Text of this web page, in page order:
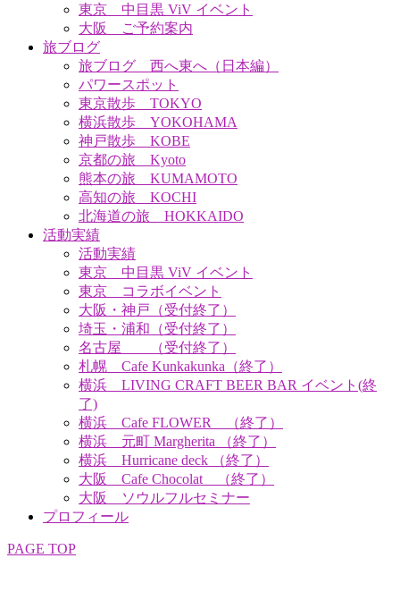
東京 中目黒 ViV イベント
大阪 ご予約案内
旅ブログ
旅ブログ 西へ東へ（日本編）
パワースポット
東京散歩 TOKYO
横浜散歩 YOKOHAMA
神戸散歩 KOBE
京都の旅 Kyoto
熊本の旅 KUMAMOTO
高知の旅 KOCHI
北海道の旅 HOKKAIDO
活動実績
活動実績
東京 中目黒 ViV イベント
東京 コラボイベント
大阪・神戸（受付終了）
埼玉・浦和（受付終了）
名古屋 （受付終了）
札幌 Cafe Kunkakunka（終了）
横浜 LIVING CRAFT BEER BAR イベント(終
了)
横浜 Cafe FLOWER （終了）
横浜 元町 Margherita （終了）
横浜 Hurricane deck （終了）
大阪 Cafe Chocolat （終了）
大阪 ソウルフルセミナー
プロフィール
PAGE TOP